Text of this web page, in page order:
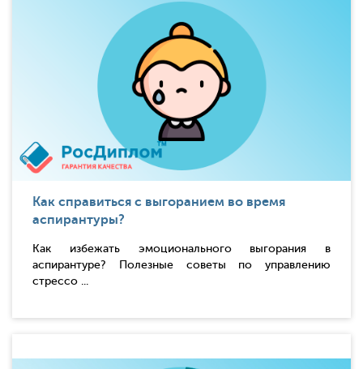
Как справиться с выгоранием во время
аспирантуры?
Как избежать эмоционального выгорания в
аспирантуре? Полезные советы по управлению
стрессо ...